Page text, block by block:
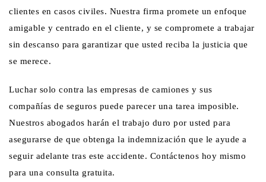
clientes en casos civiles. Nuestra firma promete un enfoque
amigable y centrado en el cliente, y se compromete a trabajar
sin descanso para garantizar que usted reciba la justicia que
se merece.
Luchar solo contra las empresas de camiones y sus
compañías de seguros puede parecer una tarea imposible.
Nuestros abogados harán el trabajo duro por usted para
asegurarse de que obtenga la indemnización que le ayude a
seguir adelante tras este accidente. Contáctenos hoy mismo
para una consulta gratuita.